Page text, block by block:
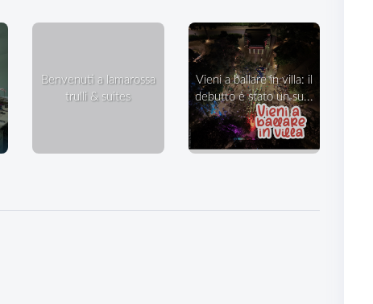
benvenuti a lamarossa
trulli & suites
vieni a ballare in villa: il
debutto è stato un su...